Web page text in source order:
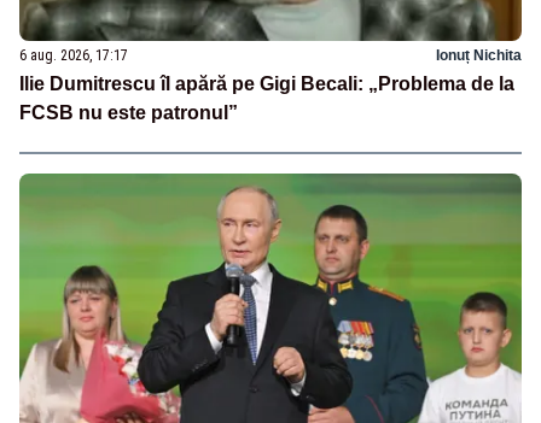
6 aug. 2026, 17:17 Ionuț Nichita
Ilie Dumitrescu îl apără pe Gigi Becali: „Problema de la
FCSB nu este patronul”